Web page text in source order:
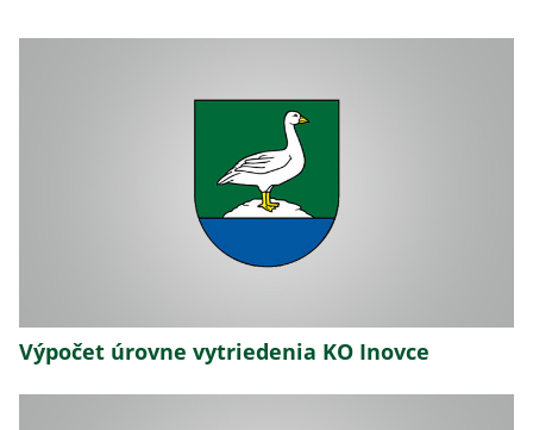
Výpočet úrovne vytriedenia KO Inovce